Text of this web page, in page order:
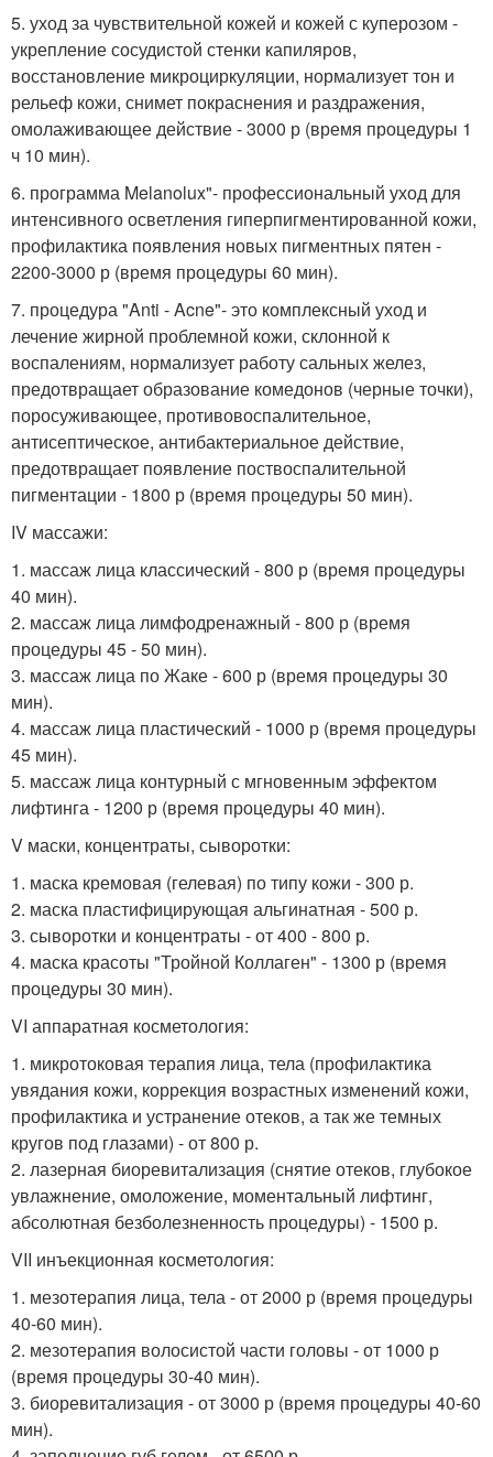
5. уход за чувствительной кожей и кожей с куперозом -
укрепление сосудистой стенки капиляров,
восстановление микроциркуляции, нормализует тон и
рельеф кожи, снимет покраснения и раздражения,
омолаживающее действие - 3000 р (время процедуры 1
ч 10 мин).
6. программа Melanolux"- профессиональный уход для
интенсивного осветления гиперпигментированной кожи,
профилактика появления новых пигментных пятен -
2200-3000 р (время процедуры 60 мин).
7. процедура "Anti - Acne"- это комплексный уход и
лечение жирной проблемной кожи, склонной к
воспалениям, нормализует работу сальных желез,
предотвращает образование комедонов (черные точки),
поросуживающее, противовоспалительное,
антисептическое, антибактериальное действие,
предотвращает появление поствоспалительной
пигментации - 1800 р (время процедуры 50 мин).
IV массажи:
1. массаж лица классический - 800 р (время процедуры
40 мин).
2. массаж лица лимфодренажный - 800 р (время
процедуры 45 - 50 мин).
3. массаж лица по Жаке - 600 р (время процедуры 30
мин).
4. массаж лица пластический - 1000 р (время процедуры
45 мин).
5. массаж лица контурный с мгновенным эффектом
лифтинга - 1200 р (время процедуры 40 мин).
V маски, концентраты, сыворотки:
1. маска кремовая (гелевая) по типу кожи - 300 р.
2. маска пластифицирующая альгинатная - 500 р.
3. сыворотки и концентраты - от 400 - 800 р.
4. маска красоты "Тройной Коллаген" - 1300 р (время
процедуры 30 мин).
VI аппаратная косметология:
1. микротоковая терапия лица, тела (профилактика
увядания кожи, коррекция возрастных изменений кожи,
профилактика и устранение отеков, а так же темных
кругов под глазами) - от 800 р.
2. лазерная биоревитализация (снятие отеков, глубокое
увлажнение, омоложение, моментальный лифтинг,
абсолютная безболезненность процедуры) - 1500 р.
VII инъекционная косметология:
1. мезотерапия лица, тела - от 2000 р (время процедуры
40-60 мин).
2. мезотерапия волосистой части головы - от 1000 р
(время процедуры 30-40 мин).
3. биоревитализация - от 3000 р (время процедуры 40-60
мин).